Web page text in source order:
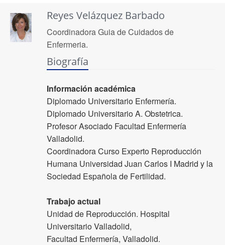
Reyes Velázquez Barbado
Coordinadora Guia de Cuidados de
Enfermeria.
Biografía
Información académica
Diplomado Universitario Enfermería.
Diplomado Universitario A. Obstetrica.
Profesor Asociado Facultad Enfermería
Valladolid.
Coordinadora Curso Experto Reproducción
Humana Universidad Juan Carlos I Madrid y la
Sociedad Española de Fertilidad.
Trabajo actual
Unidad de Reproducción. Hospital
Universitario Valladolid,
Facultad Enfermería, Valladolid.